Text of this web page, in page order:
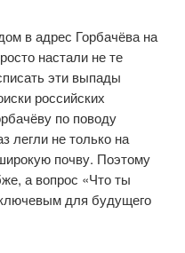
в адрес Горбачёва на
настали не те
эти выпады
российских
по поводу
легли не только на
почву. Поэтому
а вопрос «Что ты
для будущего